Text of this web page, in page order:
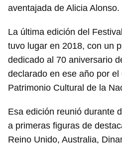
aventajada de Alicia Alonso.
La última edición del
tuvo lugar en 2018, con un
dedicado al 70 aniversario
declarado en ese año por
Patrimonio Cultural de la
Esa edición reunió durante
a primeras figuras de
Reino Unido, Australia,